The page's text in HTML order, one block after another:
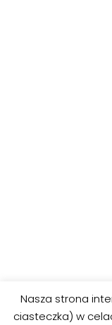
Squishmallows
kolorowanka 3
Nasza strona
ciasteczka) w